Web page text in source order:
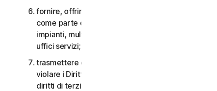
fornire, offrire o rendere disponibili i Servizi
come parte di un accordo per la gestione di
impianti, multiproprietà, provider di servizi o
uffici servizi;
trasmettere o archiviare materiale che potrebbe
violare i Diritti di proprietà intellettuale o altri
diritti di terzi o che risulta illegale, lesivo,